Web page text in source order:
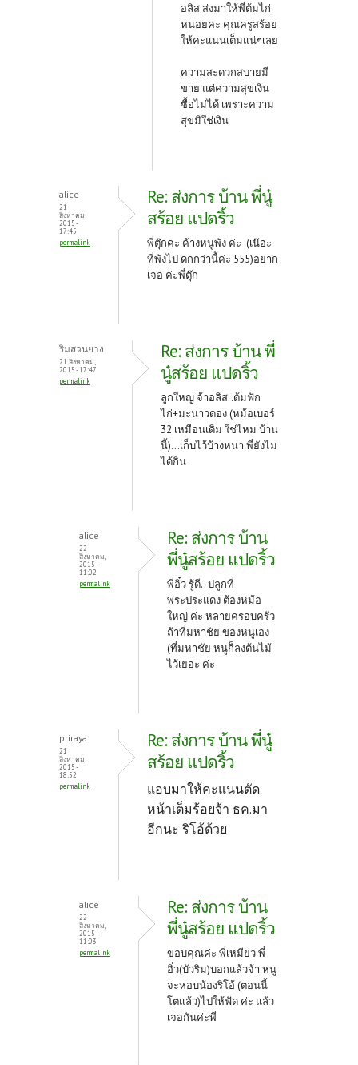
อลิส ส่งมาให้พี่ต้มไก่
หน่อยคะ คุณครูสร้อย
ให้คะแนนเต็มแน่ๆเลย
ความสะดวกสบายมี
ขาย แต่ความสุขเงิน
ซื้อไม่ได้ เพราะความ
สุขมิใช่เงิน
alice
21
สิงหาคม,
2015 -
17:45
permalink
Re: ส่งการ บ้าน พี่นู๋
สร้อย แปดริ้ว
พี่ตุ๊กคะ ค้างหนูพัง ค่ะ (เน๊อะ
ที่พังไป ดกกว่านี้ค่ะ 555)อยาก
เจอ ค่ะพี่ตุ๊ก
ริมสวนยาง
21 สิงหาคม,
2015 - 17:47
permalink
Re: ส่งการ บ้าน พี่
นู๋สร้อย แปดริ้ว
ลูกใหญ่ จ้าอลิส..ต้มฟัก
ไก่+มะนาวดอง (หม้อเบอร์
32 เหมือนเดิม ใช่ไหม บ้าน
นี้)...เก็บไว้บ้างหนา พี่ยังไม่
ได้กิน
alice
22
สิงหาคม,
2015 -
11:02
permalink
Re: ส่งการ บ้าน
พี่นู๋สร้อย แปดริ้ว
พี่อิ๋ว รู้ดี.. ปลูกที่
พระประแดง ต้องหม้อ
ใหญ่ ค่ะ หลายครอบครัว
ถ้าที่มหาชัย ของหนูเอง
(ที่มหาชัย หนูก็ลงต้นไม้
ไว้เยอะ ค่ะ
priraya
21
สิงหาคม,
2015 -
18:52
permalink
Re: ส่งการ บ้าน พี่นู๋
สร้อย แปดริ้ว
แอบมาให้คะแนนตัด
หน้าเต็มร้อยจ้า ธค.มา
อีกนะ ริโอ้ด้วย
alice
22
สิงหาคม,
2015 -
11:03
permalink
Re: ส่งการ บ้าน
พี่นู๋สร้อย แปดริ้ว
ขอบคุณค่ะ พี่เหมียว พี่
อิ๋ว(บัวริม)บอกแล้วจ้า หนู
จะหอบน้องริโอ้ (ตอนนี้
โตแล้ว)ไปให้ฟัด ค่ะ แล้ว
เจอกันค่ะพี่